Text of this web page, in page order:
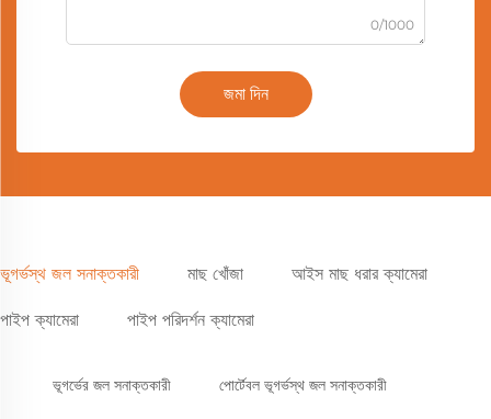
0/1000
জমা দিন
ভূগর্ভস্থ জল সনাক্তকারী মাছ খোঁজা আইস মাছ ধরার ক্যামেরা
পাইপ ক্যামেরা পাইপ পরিদর্শন ক্যামেরা
ভূগর্ভের জল সনাক্তকারী পোর্টেবল ভূগর্ভস্থ জল সনাক্তকারী